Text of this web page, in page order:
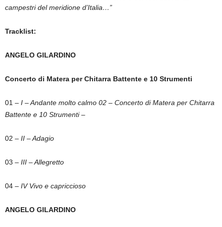
campestri del meridione d’Italia…”
Tracklist:
ANGELO GILARDINO
Concerto di Matera per Chitarra Battente e 10 Strumenti
01 – I – Andante molto calmo 02 – Concerto di Matera per Chitarra
Battente e 10 Strumenti –
02 – II – Adagio
03 – III – Allegretto
04 – IV Vivo e capriccioso
ANGELO GILARDINO